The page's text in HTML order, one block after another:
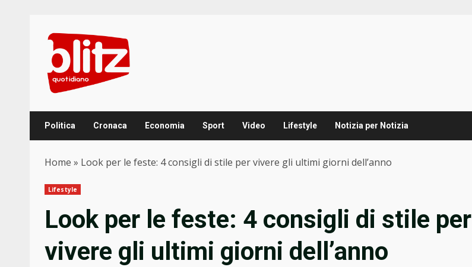
content
Politica Cronaca Economia Sport Video Lifestyle Notizia per Notizia
Home » Look per le feste: 4 consigli di stile per vivere gli ultimi giorni dell’anno
Lifestyle
Look per le feste: 4 consigli di stile per
vivere gli ultimi giorni dell’anno